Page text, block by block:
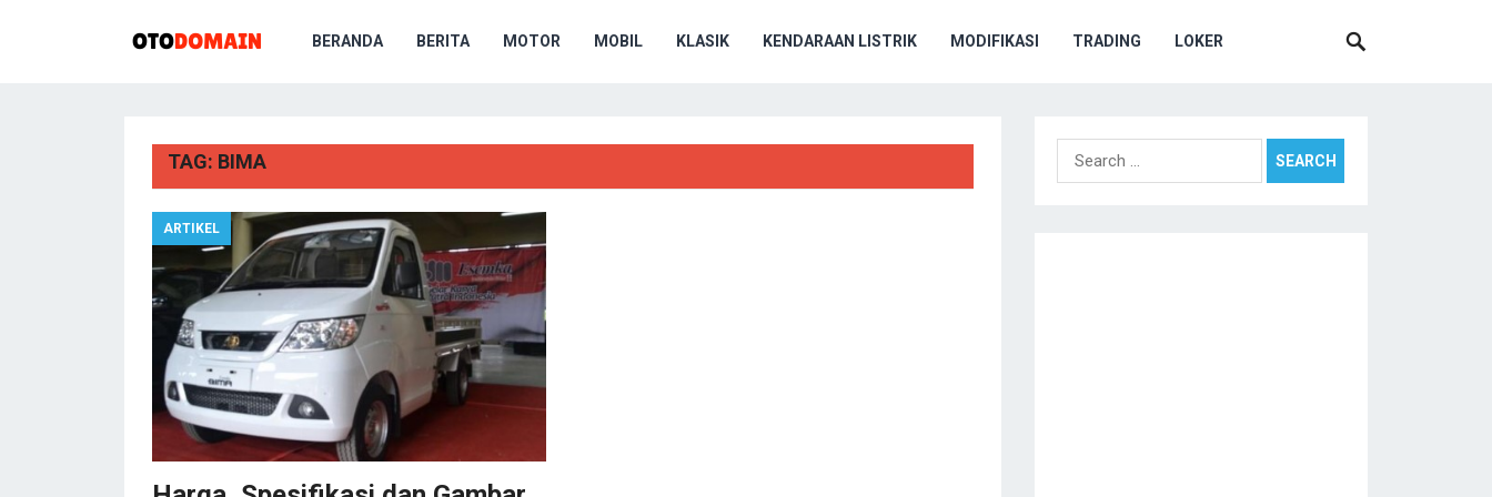
BERANDA BERITA MOTOR MOBIL KLASIK KENDARAAN LISTRIK MODIFIKASI TRADING LOKER
TAG: BIMA
ARTIKEL
Search
for: